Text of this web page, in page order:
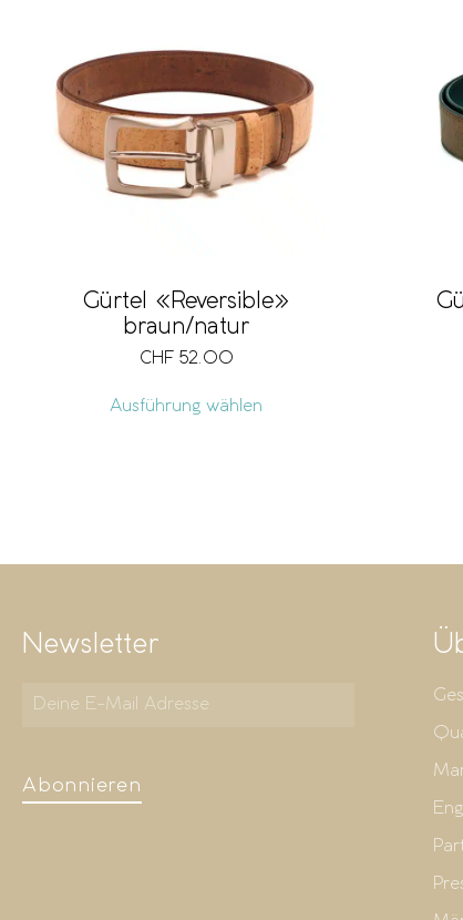
Gürtel «Reversible»
braun/natur
CHF 52.00
Ausführung wählen
Newsletter
Abonnieren